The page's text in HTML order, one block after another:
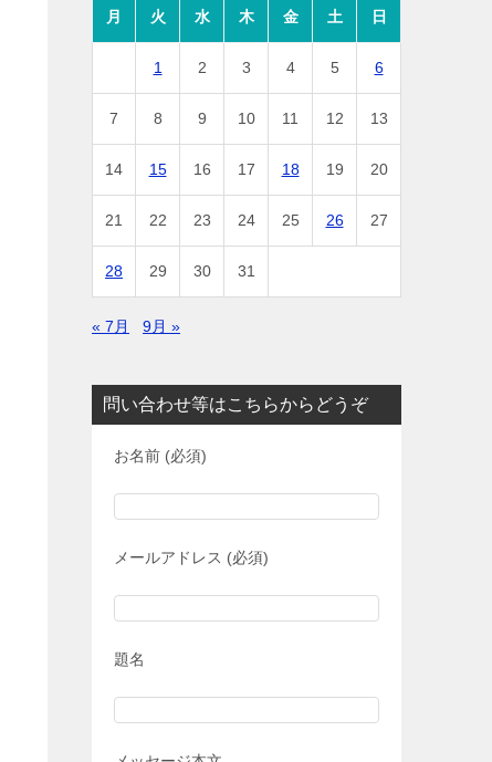
月 火 水 木 金 土 日
1 2 3 4 5 6
7 8 9 10 11 12 13
14 15 16 17 18 19 20
21 22 23 24 25 26 27
28 29 30 31
« 7月 9月 »
問い合わせ等はこちらからどうぞ
お名前 (必須)
メールアドレス (必須)
題名